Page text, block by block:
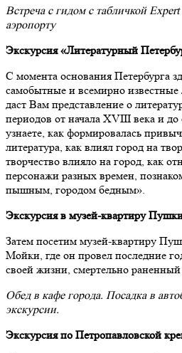
Встреча с гидом с табличкой
аэропорту
Экскурсия «Литературный
С момента основания Петербурга
самобытные и всемирно известные
даст Вам представление о
периодов от начала XVIII века и
узнаете, как формировалась
литература, как влиял город на
творчество влияло на город, как
персонажи разных времен,
пышным, городом бедным».
Экскурсия в музей-квартиру
Затем посетим музей-квартиру
Мойки, где он провел последние
своей жизни, смертельно
Обед в кафе города. Посадка в
экскурсии.
Экскурсия по Петропавловской